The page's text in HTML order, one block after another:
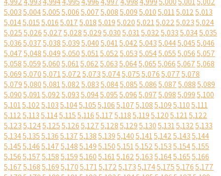
5,0035,0045,0055,0065,0075,0085,0095,0105,0115,0125,013
5,0145,0155,0165,0175,0185,0195,0205,0215,0225,0235,024
5,0255,0265,0275,0285,0295,0305,0315,0325,0335,0345,035
5,0365,0375,0385,0395,0405,0415,0425,0435,0445,0455,046
5,0475,0485,0495,0505,0515,0525,0535,0545,0555,0565,057
5,0585,0595,0605,0615,0625,0635,0645,0655,0665,0675,068
5,0695,0705,0715,0725,0735,0745,0755,0765,0775,078
5,0795,0805,0815,0825,0835,0845,0855,0865,0875,0885,089
5,0905,0915,0925,0935,0945,0955,0965,0975,0985,0995,100
5,1015,1025,1035,1045,1055,1065,1075,1085,1095,1105,111
5,1125,1135,1145,1155,1165,1175,1185,1195,1205,1215,122
5,1235,1245,1255,1265,1275,1285,1295,1305,1315,1325,133
5,1345,1355,1365,1375,1385,1395,1405,1415,1425,1435,144
5,1455,1465,1475,1485,1495,1505,1515,1525,1535,1545,155
5,1565,1575,1585,1595,1605,1615,1625,1635,1645,1655,166
5,1675,1685,1695,1705,1715,1725,1735,1745,1755,1765,177